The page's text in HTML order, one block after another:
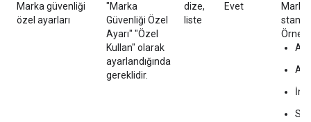
Marka güvenliği
özel ayarları
"Marka
Güvenliği Özel
Ayarı" "Özel
Kullan" olarak
ayarlandığında
gereklidir.
dize,
liste
Evet